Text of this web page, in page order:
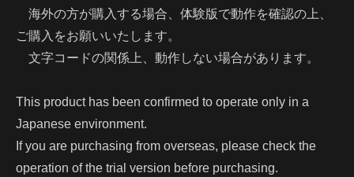
海外の方が購入する場合、体験版で動作を確認の上、
ご購入をお願いいたします。
文字コードの関係上、動作しない場合があります。
This product has been confirmed to operate only in a
Japanese environment.
If you are purchasing from overseas, please check the
operation of the trial version before purchasing.